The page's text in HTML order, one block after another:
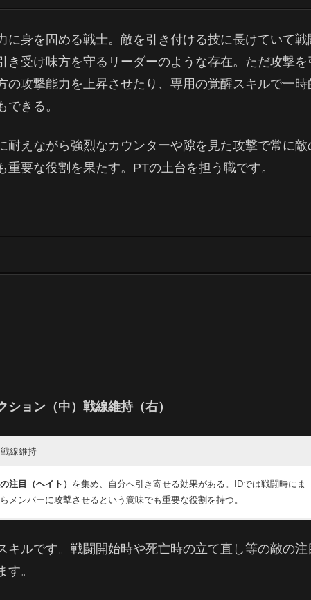
に身を固める戦士。敵を引き付ける技に長けていて戦
受け味方を守るリーダーのような存在。ただ攻撃を
の攻撃能力を上昇させたり、専用の覚醒スキルで一時
できる。
耐えながら強烈なカウンターや隙を見た攻撃で常に敵
要な役割を果たす。PTの土台を担う職です。
ョン（中）戦線維持（右）
戦線維持
注目（ヘイト） を集め、自分へ引き寄せる効果がある。IDでは戦闘時にま
ンバーに攻撃させるという意味でも重要な役割を持つ。
ャウトとセットで使われる。
で長時間自分にターゲット固定ができる
キルです。戦闘開始時や死亡時の立て直し等の敵の注
。